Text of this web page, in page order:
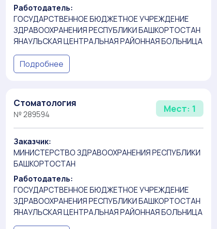
Работодатель:
ГОСУДАРСТВЕННОЕ БЮДЖЕТНОЕ УЧРЕЖДЕНИЕ
ЗДРАВООХРАНЕНИЯ РЕСПУБЛИКИ БАШКОРТОСТАН
ЯНАУЛЬСКАЯ ЦЕНТРАЛЬНАЯ РАЙОННАЯ БОЛЬНИЦА
Подробнее
Стоматология
№ 289594
Мест: 1
Заказчик:
МИНИСТЕРСТВО ЗДРАВООХРАНЕНИЯ РЕСПУБЛИКИ
БАШКОРТОСТАН
Работодатель:
ГОСУДАРСТВЕННОЕ БЮДЖЕТНОЕ УЧРЕЖДЕНИЕ
ЗДРАВООХРАНЕНИЯ РЕСПУБЛИКИ БАШКОРТОСТАН
ЯНАУЛЬСКАЯ ЦЕНТРАЛЬНАЯ РАЙОННАЯ БОЛЬНИЦА